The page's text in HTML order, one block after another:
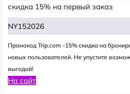
скидка 15% на первый заказ
NY152026
Промокод Trip.com -15% скидка на
новых пользователей. Не упустите
выгодой!
На сайт